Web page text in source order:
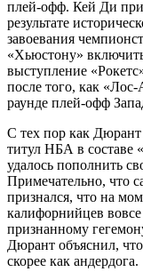
плей-офф. Кей Ди
результате
завоевания
«Хьюстону»
выступление
после того, как
раунде плей-офф
С тех пор как Дюрант
титул НБА в составе
удалось пополнить
Примечательно, что
признался, что на
калифорнийцев
признанному
Дюрант объяснил,
скорее как андердога.